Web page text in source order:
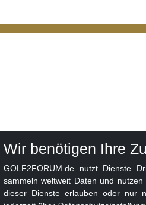
Wir benötigen Ihre
GOLF2FORUM.de nutzt Dienste
sammeln weltweit Daten und
dieser Dienste erlauben oder nur